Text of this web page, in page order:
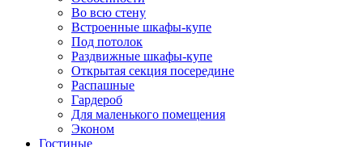
Во всю стену
Встроенные шкафы-купе
Под потолок
Раздвижные шкафы-купе
Открытая секция посередине
Распашные
Гардероб
Для маленького помещения
Эконом
Гостиные